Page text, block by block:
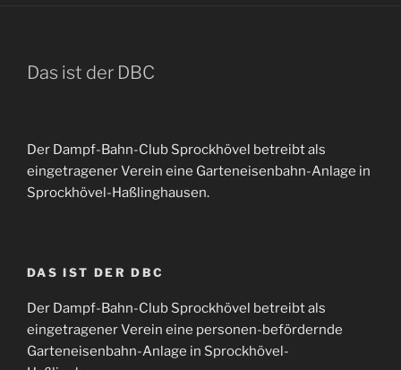
Das ist der DBC
Der Dampf-Bahn-Club Sprockhövel betreibt als
eingetragener Verein eine Garteneisenbahn-Anlage in
Sprockhövel-Haßlinghausen.
DAS IST DER DBC
Der Dampf-Bahn-Club Sprockhövel betreibt als
eingetragener Verein eine personen-befördernde
Garteneisenbahn-Anlage in Sprockhövel-